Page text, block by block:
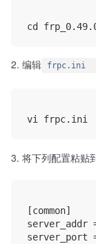
编辑 frpc.ini
将下列配置粘贴
[common]
server_addr
server_port